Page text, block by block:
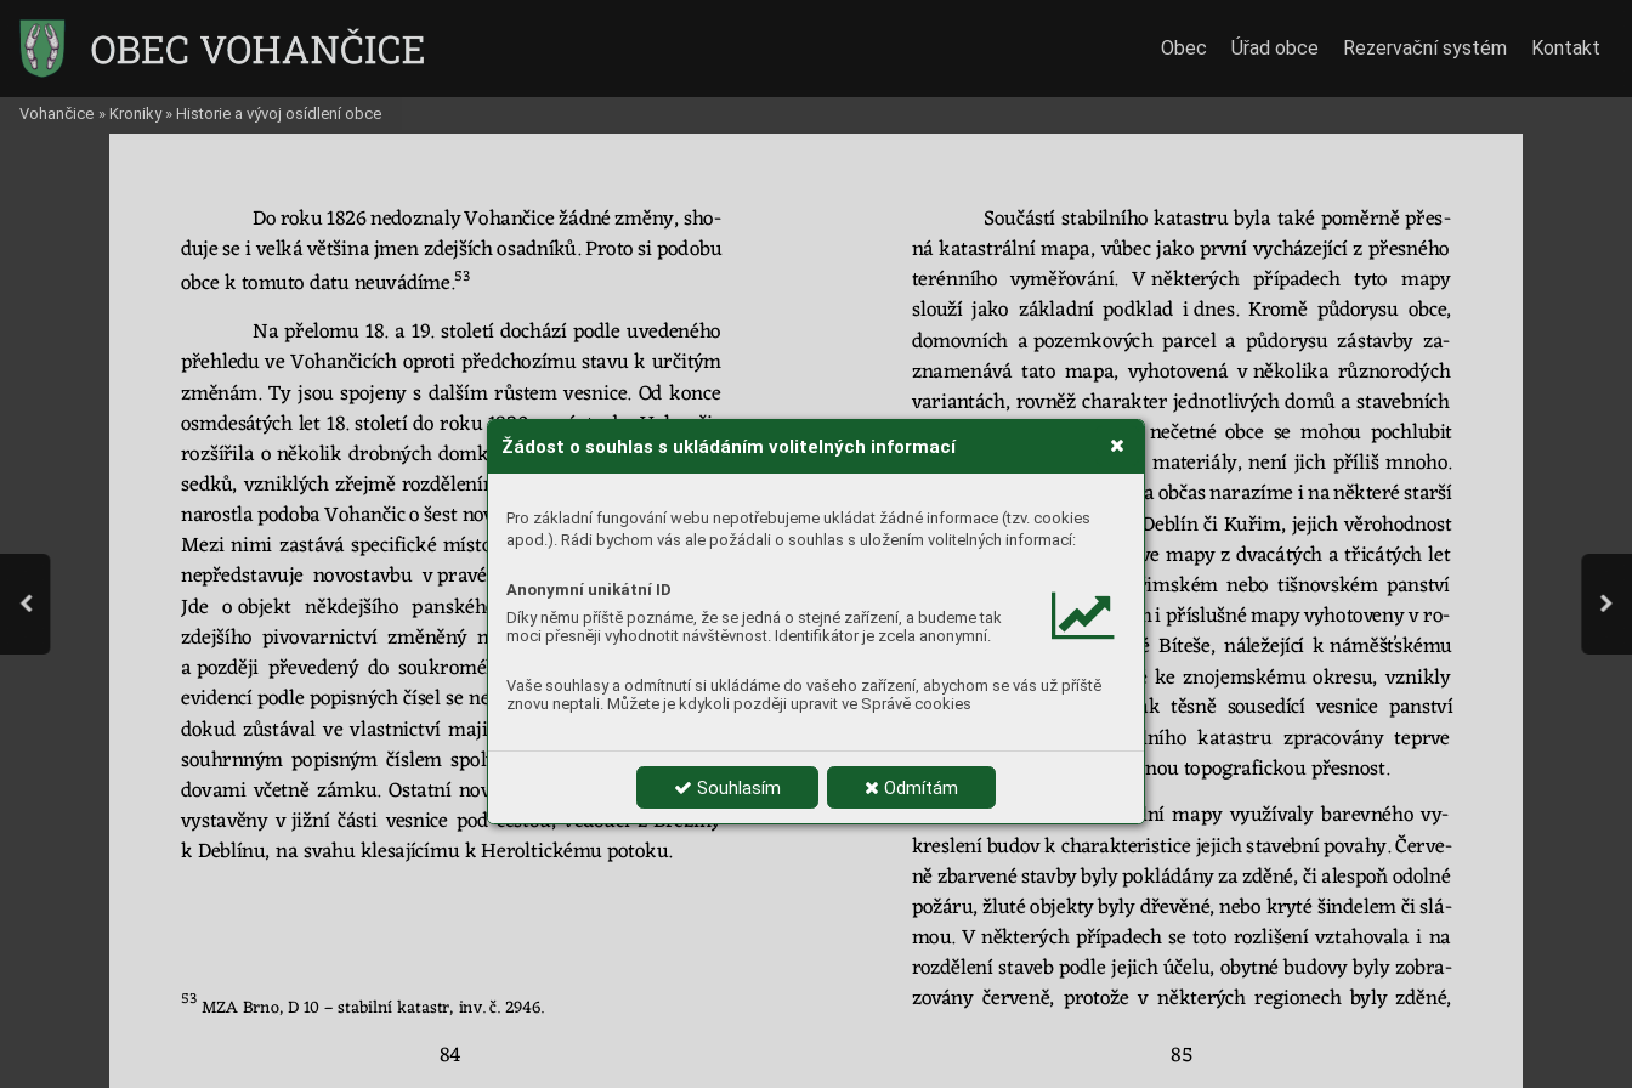
Žádost o souhlas s ukládáním volitelných informací
Pro základní fungování webu nepotřebujeme ukládat žádné informace (tzv. cookies
apod.). Rádi bychom vás ale požádali o souhlas s uložením volitelných informací:
Anonymní unikátní ID
Díky němu příště poznáme, že se jedná o stejné zařízení, a budeme tak
moci přesněji vyhodnotit návštěvnost. Identifikátor je zcela anonymní.
Vaše souhlasy a odmítnutí si ukládáme do vašeho zařízení, abychom se vás už příště
znovu neptali. Můžete je kdykoli později upravit ve Správě cookies
Souhlasím Odmítám
84
Do roku 1826 nedoznaly Vohančice žádné změny, sho-
duje se i velká většina jmen zdejších osadníků. Proto si podobu
obce k tomuto datu neuvádíme.53
Na přelomu 18. a 19. století dochází podle uvedeného
přehledu ve Vohančicích oproti předchozímu stavu k určitým
změnám. Ty jsou spojeny s dalším růstem vesnice. Od konce
osmdesátých let 18. století do roku 1820 se zástavba Vohančic
rozšířila o několik drobných domků, doplněných dvojicí pod-
sedků, vzniklých zřejmě rozdělením
narostla podoba Vohančic o šest nových usedlostí (čp. 14 až 19).
Mezi nimi zastává specifické místo hostinec čp. 14. Ten však
nepředstavuje novostavbu v pravém
Jde o objekt někdejšího panského pivovaru, po ukončení
zdejšího pivovarnictví změněný na vrchnostenský hostinec
a později převedený do soukromého
evidencí podle popisných čísel se neobjevuje zejména proto, že
dokud zůstával ve vlastnictví majitele
souhrnným popisným číslem spolu s dalšími panskými bu-
dovami včetně zámku. Ostatní nové podsedky byly
vystavěny v jižní části vesnice pod cestou, vedoucí z Březiny
k Deblínu, na svahu klesajícímu k Heroltickému potoku.
53 MZA Brno, D 10 – stabilní katastr, inv. č. 2946.
85
Součástí stabilního katastru byla také poměrně přes-
ná katastrální mapa, vůbec jako první vycházející z přesného
terénního vyměřování. V některých případech tyto
mapy
slouží jako základní podklad i dnes. Kromě půdorysu obce,
domovních a pozemkových parcel a půdorysu zástavby za-
znamenává tato mapa, vyhotovená v několika různorodých
variantách, rovněž charakter jednotlivých domů a stavebních
některé nečetné obce se mohou pochlubit
materiály, není jich příliš mnoho.
Tišnovska občas narazíme i naněkteré starší
mapy, například pro obce Deblín či Kuřim, jejich věrohodnost
je však často sporná. Teprve mapy z dvacátých a třicátých let
kuřimském nebo tišnovském panství
byly stabilní str a s nim i příslušné mapy vyhotoveny v ro-
ce 1826, kolem V lké Bíteše, náležející k náměšťskému
panství
spolu s ním aké ke znojemskému okresu, vznikly
již o rok pak těsně sousedící vesnice panství
stabilního katastru zpracovány teprve
roku 1835) vy
jí potřebnou topografickou přesnost.
Zmíněné ální mapy využívaly barevného vy-
kreslení budov k charakteristice jejich stavební povahy. Červe-
ně zbarvené stavby byly pokládány za zděné, či alespoň odolné
požáru, žluté objekty byly dřevěné, nebo kryté šindelem či slá-
mou. V některých případech se toto rozlišení vztahovala i na
rozdělení staveb podle jejich účelu, obytné budovy byly zobra-
zovány červeně, protože v některých regionech byly zděné,
Obec Úřad obce Rezervační systém Kontakt
Vohančice » Kroniky » Historie a vývoj osídlení obce